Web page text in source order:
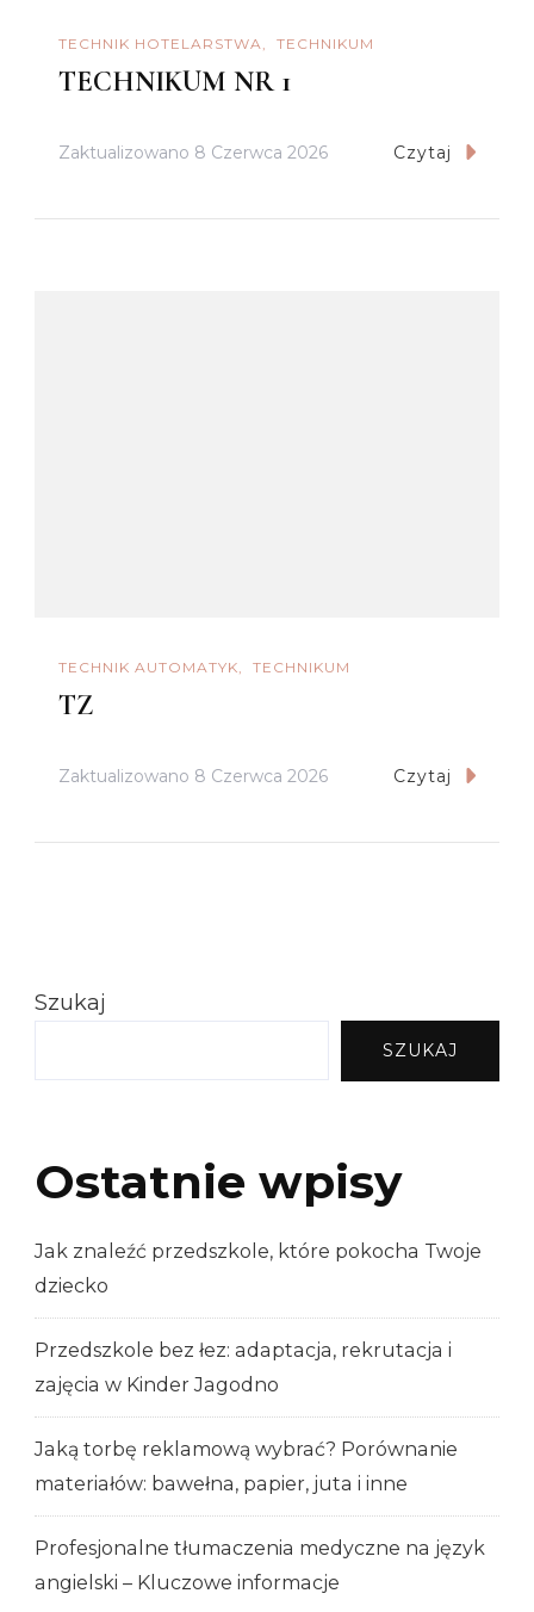
TECHNIK HOTELARSTWA TECHNIKUM
TECHNIKUM NR 1
Zaktualizowano 8 Czerwca 2026 Czytaj
TECHNIK AUTOMATYK TECHNIKUM
TZ
Zaktualizowano 8 Czerwca 2026 Czytaj
Szukaj
SZUKAJ
Ostatnie wpisy
Jak znaleźć przedszkole, które pokocha Twoje
dziecko
Przedszkole bez łez: adaptacja, rekrutacja i
zajęcia w Kinder Jagodno
Jaką torbę reklamową wybrać? Porównanie
materiałów: bawełna, papier, juta i inne
Profesjonalne tłumaczenia medyczne na język
angielski – Kluczowe informacje